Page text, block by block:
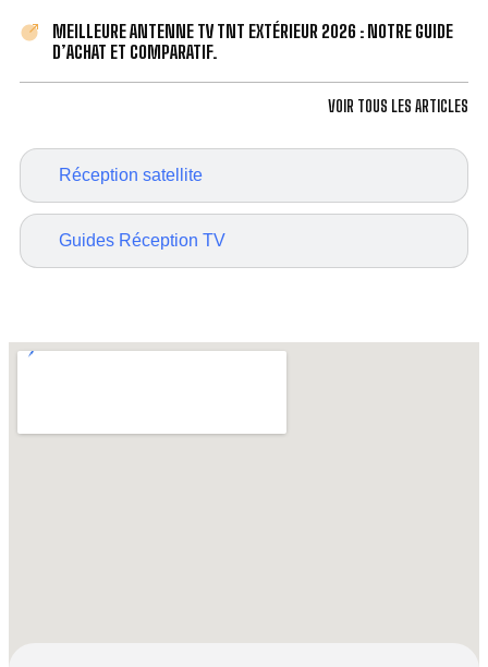
Réception satellite
Guides Réception TV
MEILLEURE ANTENNE TV TNT EXTÉRIEUR 2026 : NOTRE GUIDE
D’ACHAT ET COMPARATIF.
VOIR TOUS LES ARTICLES